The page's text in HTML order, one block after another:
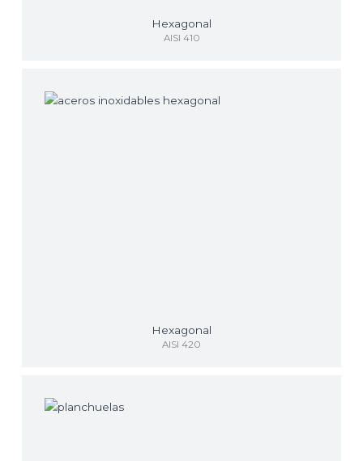
Hexagonal
AISI 410
Hexagonal
AISI 420